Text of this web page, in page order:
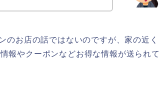
のお店の話ではないのですが、家の近く
報やクーポンなどお得な情報が送られて